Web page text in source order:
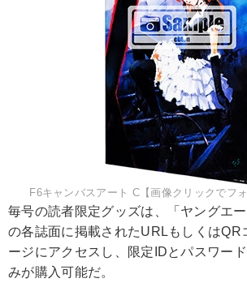
F6キャンバスアート C【画像クリックでフ
毎号の読者限定グッズは、「ヤングエ
の各誌面に掲載されたURLもしくはQR
ージにアクセスし、限定IDとパスワー
みが購入可能だ。